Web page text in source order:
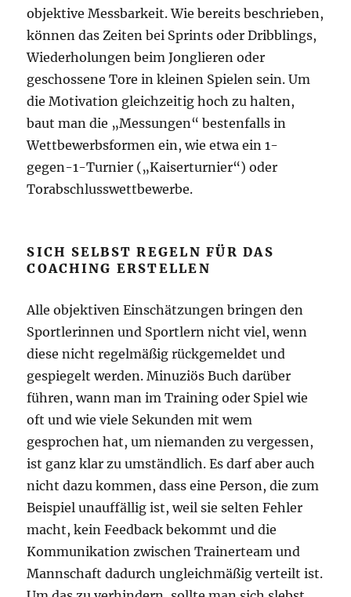
objektive Messbarkeit. Wie bereits beschrieben,
können das Zeiten bei Sprints oder Dribblings,
Wiederholungen beim Jonglieren oder
geschossene Tore in kleinen Spielen sein. Um
die Motivation gleichzeitig hoch zu halten,
baut man die „Messungen“ bestenfalls in
Wettbewerbsformen ein, wie etwa ein 1-
gegen-1-Turnier („Kaiserturnier“) oder
Torabschlusswettbewerbe.
SICH SELBST REGELN FÜR DAS
COACHING ERSTELLEN
Alle objektiven Einschätzungen bringen den
Sportlerinnen und Sportlern nicht viel, wenn
diese nicht regelmäßig rückgemeldet und
gespiegelt werden. Minuziös Buch darüber
führen, wann man im Training oder Spiel wie
oft und wie viele Sekunden mit wem
gesprochen hat, um niemanden zu vergessen,
ist ganz klar zu umständlich. Es darf aber auch
nicht dazu kommen, dass eine Person, die zum
Beispiel unauffällig ist, weil sie selten Fehler
macht, kein Feedback bekommt und die
Kommunikation zwischen Trainerteam und
Mannschaft dadurch ungleichmäßig verteilt ist.